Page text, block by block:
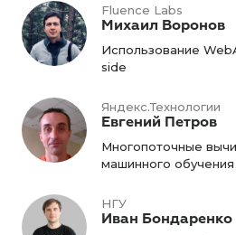
Fluence Labs
Михаил Воронов
Использование
side
Яндекс.Технологии
Евгений Петров
Многопоточные
машинного
НГУ
Иван Бондаренко